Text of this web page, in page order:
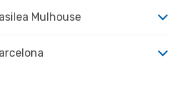
Mulhouse